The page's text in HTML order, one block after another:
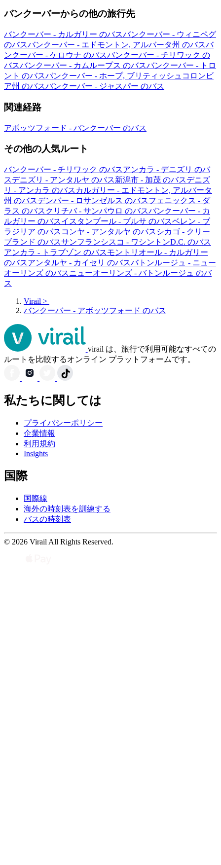
バンクーバーからの他の旅行先
バンクーバー - カルガリー のバスバンクーバー - ウィニペグ
のバスバンクーバー - エドモントン, アルバータ州 のバスバ
ンクーバー - ケロウナ のバスバンクーバー - チリワック の
バスバンクーバー - カムループス のバスバンクーバー - トロ
ント のバスバンクーバー - ホープ, ブリティッシュコロンビ
ア州 のバスバンクーバー - ジャスパー のバス
関連経路
アボッツフォード - バンクーバー のバス
その他の人気ルート
バンクーバー - チリワック のバスアンカラ - デニズリ のバ
スデニズリ - アンタルヤ のバス新潟市 - 加茂 のバスデニズ
リ - アンカラ のバス カルガリー - エドモントン, アルバータ
州 のバスデンバー - ロサンゼルス のバスフェニックス - ダ
ラス のバス クリチバ - サンパウロ のバスバンクーバー - カ
ルガリー のバスイスタンブール - ブルサ のバスベレン - ブ
ラジリア のバス コンヤ - アンタルヤ のバス シカゴ - クリー
ブランド のバスサンフランシスコ - ワシントンD.C. のバス
アンカラ - トラブゾン のバスモントリオール - カルガリー
のバスアンタルヤ - カイセリ のバスバトンルージュ - ニュー
オーリンズ のバスニューオーリンズ - バトンルージュ のバ
ス
Virail >
バンクーバー - アボッツフォード のバス
virail は、旅行で利用可能なすべての
ルートを比較するオンライン プラットフォームです。
私たちに関しては
プライバシーポリシー
企業情報
利用規約
Insights
国際
国際線
海外の時刻表を訓練する
バスの時刻表
© 2026 Virail All Rights Reserved.